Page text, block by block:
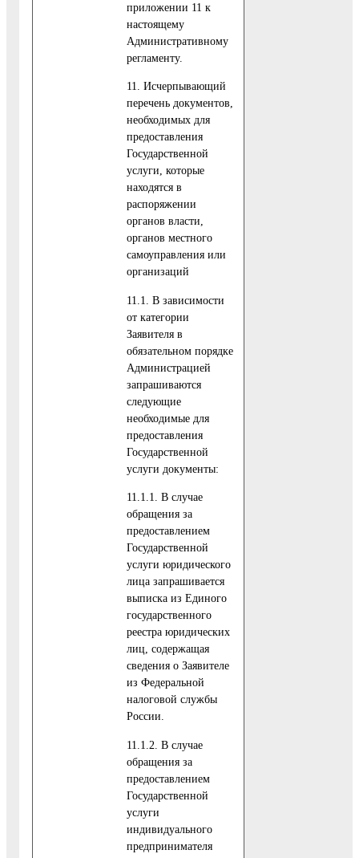
приложении 11 к
настоящему
Административному
регламенту.
11. Исчерпывающий
перечень документов,
необходимых для
предоставления
Государственной
услуги, которые
находятся в
распоряжении
органов власти,
органов местного
самоуправления или
организаций
11.1. В зависимости
от категории
Заявителя в
обязательном порядке
Администрацией
запрашиваются
следующие
необходимые для
предоставления
Государственной
услуги документы:
11.1.1. В случае
обращения за
предоставлением
Государственной
услуги юридического
лица запрашивается
выписка из Единого
государственного
реестра юридических
лиц, содержащая
сведения о Заявителе
из Федеральной
налоговой службы
России.
11.1.2. В случае
обращения за
предоставлением
Государственной
услуги
индивидуального
предпринимателя